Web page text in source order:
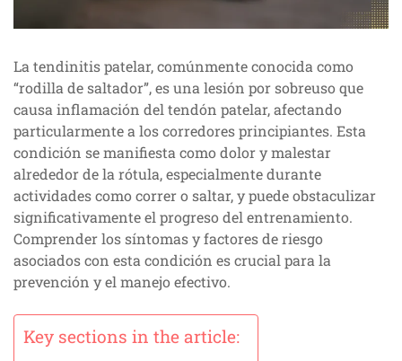
La tendinitis patelar, comúnmente conocida como
“rodilla de saltador”, es una lesión por sobreuso que
causa inflamación del tendón patelar, afectando
particularmente a los corredores principiantes. Esta
condición se manifiesta como dolor y malestar
alrededor de la rótula, especialmente durante
actividades como correr o saltar, y puede obstaculizar
significativamente el progreso del entrenamiento.
Comprender los síntomas y factores de riesgo
asociados con esta condición es crucial para la
prevención y el manejo efectivo.
Key sections in the article: